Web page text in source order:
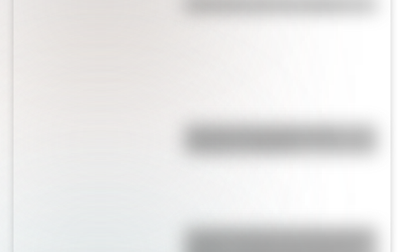
Bandera de Ecuador para
colorear e imprimir
La gran hazaña del Cruce de los